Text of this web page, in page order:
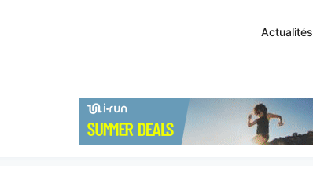
Actualités